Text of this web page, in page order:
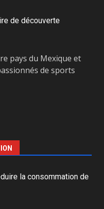
de découverte
pays du Mexique et
de sports
la consommation de